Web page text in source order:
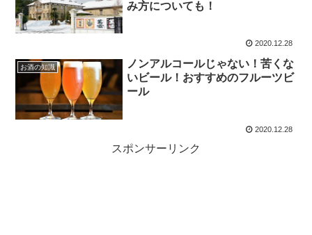
み方についても！
2020.12.28
お酒の知識
ノンアルコールじゃない！苦くな
いビール！おすすめのフルーツビ
ール
2020.12.28
スポンサーリンク